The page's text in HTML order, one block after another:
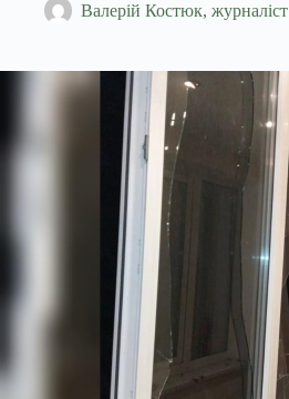
Валерій Костюк, журналіст